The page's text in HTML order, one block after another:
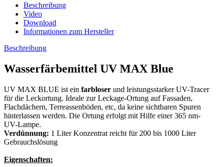
Beschreibung
Video
Download
Informationen zum Hersteller
Beschreibung
Wasserfärbemittel UV MAX Blue
UV MAX BLUE ist ein farbloser und leistungsstarker UV-Tracer
für die Leckortung. Ideale zur Leckage-Ortung auf Fassaden,
Flachdächern, Terreassenböden, etc, da keine sichtbaren Spuren
hinterlassen werden. Die Ortung erfolgt mit Hilfe einer 365 nm-
UV-Lampe.
Verdünnung: 1 Liter Konzentrat reicht für 200 bis 1000 Liter
Gebrauchslösung
Eigenschaften: